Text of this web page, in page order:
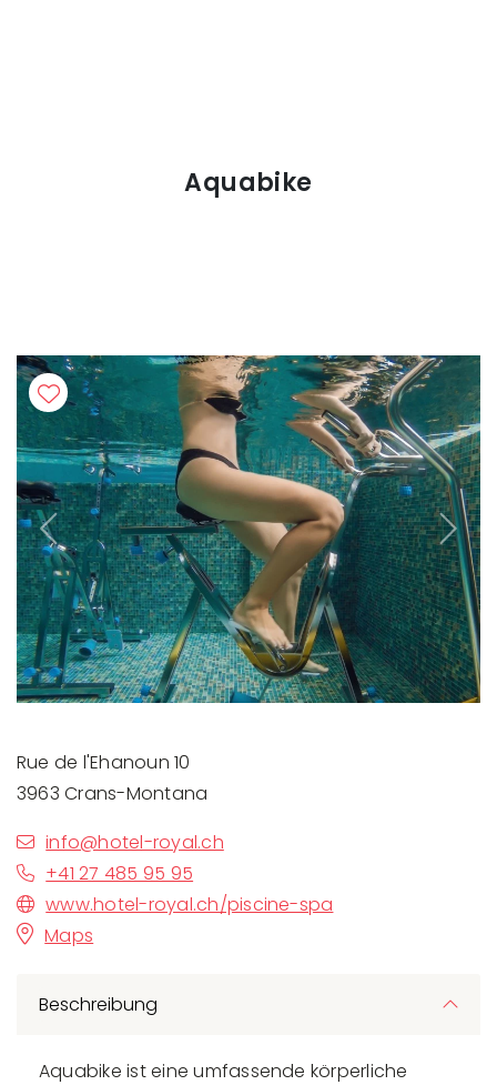
Aquabike
Previous Next
Rue de l'Ehanoun 10
3963 Crans-Montana
info@hotel-royal.ch
+41 27 485 95 95
www.hotel-royal.ch/piscine-spa
Maps
Beschreibung
Aquabike ist eine umfassende körperliche